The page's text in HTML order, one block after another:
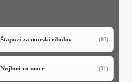
Štapovi za morski ribolov (86)
Najloni za more (31)